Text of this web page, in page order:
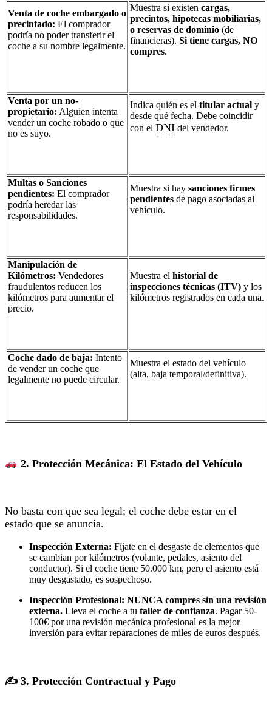
Venta de coche embargado o
precintado: El comprador
podría no poder transferir el
coche a su nombre legalmente.
Muestra si existen cargas,
precintos, hipotecas mobiliarias,
o reservas de dominio (de
financieras). Si tiene cargas, NO
compres.
Venta por un no-
propietario: Alguien intenta
vender un coche robado o que
no es suyo.
Indica quién es el titular actual y
desde qué fecha. Debe coincidir
con el DNI del vendedor.
Multas o Sanciones
pendientes: El comprador
podría heredar las
responsabilidades.
Muestra si hay sanciones firmes
pendientes de pago asociadas al
vehículo.
Manipulación de
Kilómetros: Vendedores
fraudulentos reducen los
kilómetros para aumentar el
precio.
Muestra el historial de
inspecciones técnicas (ITV) y los
kilómetros registrados en cada una.
Coche dado de baja: Intento
de vender un coche que
legalmente no puede circular.
Muestra el estado del vehículo
(alta, baja temporal/definitiva).
2. Protección Mecánica: El Estado del Vehículo
No basta con que sea legal; el coche debe estar en el
estado que se anuncia.
Inspección Externa: Fíjate en el desgaste de elementos que
se cambian por kilómetros (volante, pedales, asiento del
conductor). Si el coche tiene 50.000 km, pero el asiento está
muy desgastado, es sospechoso.
Inspección Profesional: NUNCA compres sin una revisión
externa. Lleva el coche a tu taller de confianza. Pagar 50-
100€ por una revisión mecánica profesional es la mejor
inversión para evitar reparaciones de miles de euros después.
✍️ 3. Protección Contractual y Pago